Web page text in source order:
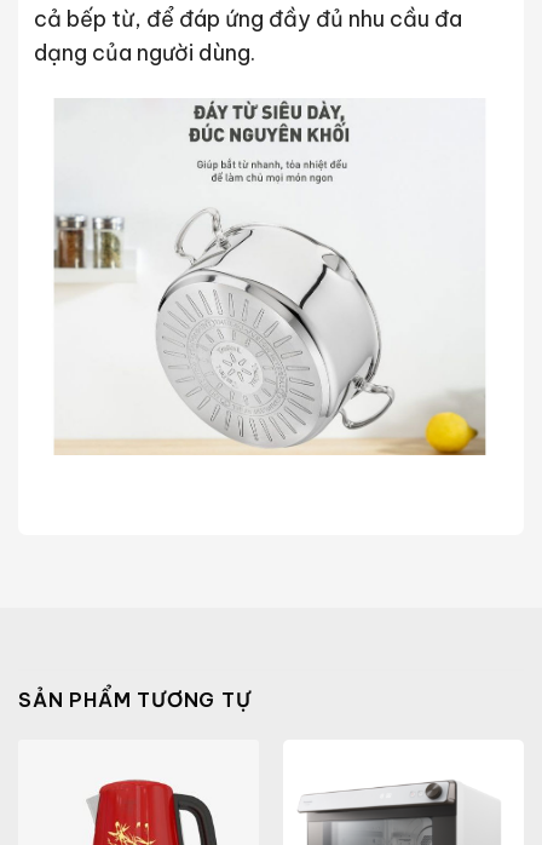
cả bếp từ, để đáp ứng đầy đủ nhu cầu đa
dạng của người dùng.
SẢN PHẨM TƯƠNG TỰ